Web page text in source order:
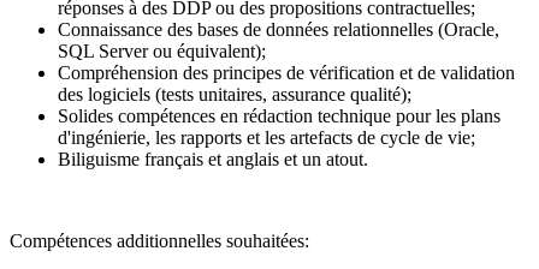
réponses à des DDP ou des propositions contractuelles;
Connaissance des bases de données relationnelles (Oracle,
SQL Server ou équivalent);
Compréhension des principes de vérification et de validation
des logiciels (tests unitaires, assurance qualité);
Solides compétences en rédaction technique pour les plans
d'ingénierie, les rapports et les artefacts de cycle de vie;
Biliguisme français et anglais et un atout.
Compétences additionnelles souhaitées: